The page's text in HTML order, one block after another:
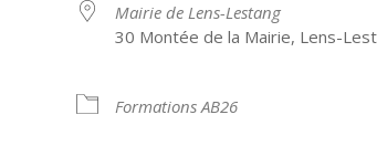
Mairie de Lens-Lestang
30 Montée de la Mairie, Lens-
Formations AB26